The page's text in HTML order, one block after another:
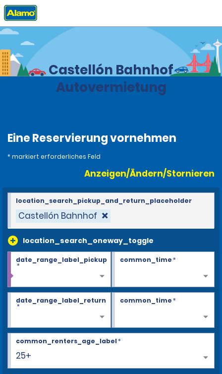
Privat Stationen
Castellón Bahnhof
Autovermietung
Eine Reservierung vornehmen
* markiert erforderliches Feld
Anzeigen/Ändern/Stornieren
Castellón Bahnhof
location_search_oneway_toggle
location_search_pickup_and_return_placeholder
date_range_label_pickup
*
common_time*
date_range_label_return
*
common_time*
25+
common_renters_age_label*